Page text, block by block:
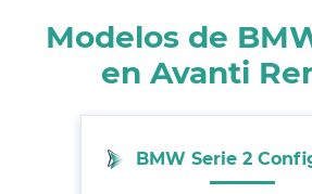
Modelos de
en Avanti
BMW Serie 2